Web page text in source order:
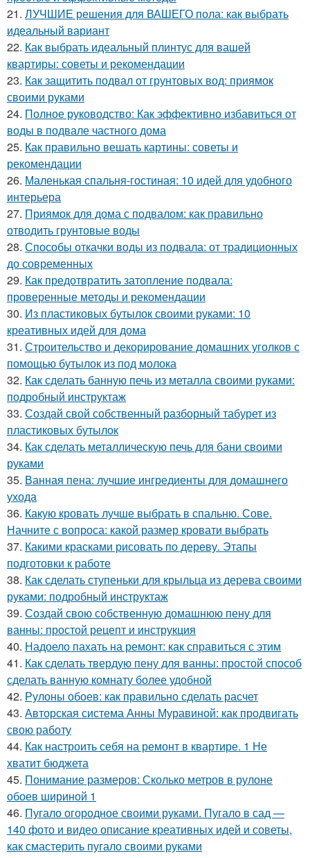
21. ЛУЧШИЕ решения для ВАШЕГО пола: как выбрать
идеальный вариант
22. Как выбрать идеальный плинтус для вашей
квартиры: советы и рекомендации
23. Как защитить подвал от грунтовых вод: приямок
своими руками
24. Полное руководство: Как эффективно избавиться от
воды в подвале частного дома
25. Как правильно вешать картины: советы и
рекомендации
26. Маленькая спальня-гостиная: 10 идей для удобного
интерьера
27. Приямок для дома с подвалом: как правильно
отводить грунтовые воды
28. Способы откачки воды из подвала: от традиционных
до современных
29. Как предотвратить затопление подвала:
проверенные методы и рекомендации
30. Из пластиковых бутылок своими руками: 10
креативных идей для дома
31. Строительство и декорирование домашних уголков с
помощью бутылок из под молока
32. Как сделать банную печь из металла своими руками:
подробный инструктаж
33. Создай свой собственный разборный табурет из
пластиковых бутылок
34. Как сделать металлическую печь для бани своими
руками
35. Ванная пена: лучшие ингредиенты для домашнего
ухода
36. Какую кровать лучше выбрать в спальню. Сове.
Начните с вопроса: какой размер кровати выбрать
37. Какими красками рисовать по дереву. Этапы
подготовки к работе
38. Как сделать ступеньки для крыльца из дерева своими
руками: подробный инструктаж
39. Создай свою собственную домашнюю пену для
ванны: простой рецепт и инструкция
40. Надоело пахать на ремонт: как справиться с этим
41. Как сделать твердую пену для ванны: простой способ
сделать ванную комнату более удобной
42. Рулоны обоев: как правильно сделать расчет
43. Авторская система Анны Муравиной: как продвигать
свою работу
44. Как настроить себя на ремонт в квартире. 1 Не
хватит бюджета
45. Понимание размеров: Сколько метров в рулоне
обоев шириной 1
46. Пугало огородное своими руками. Пугало в сад —
140 фото и видео описание креативных идей и советы,
как смастерить пугало своими руками